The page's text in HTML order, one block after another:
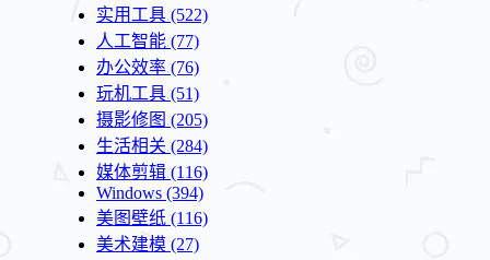
实用工具 (522)
人工智能 (77)
办公效率 (76)
玩机工具 (51)
摄影修图 (205)
生活相关 (284)
媒体剪辑 (116)
Windows (394)
美图壁纸 (116)
美术建模 (27)